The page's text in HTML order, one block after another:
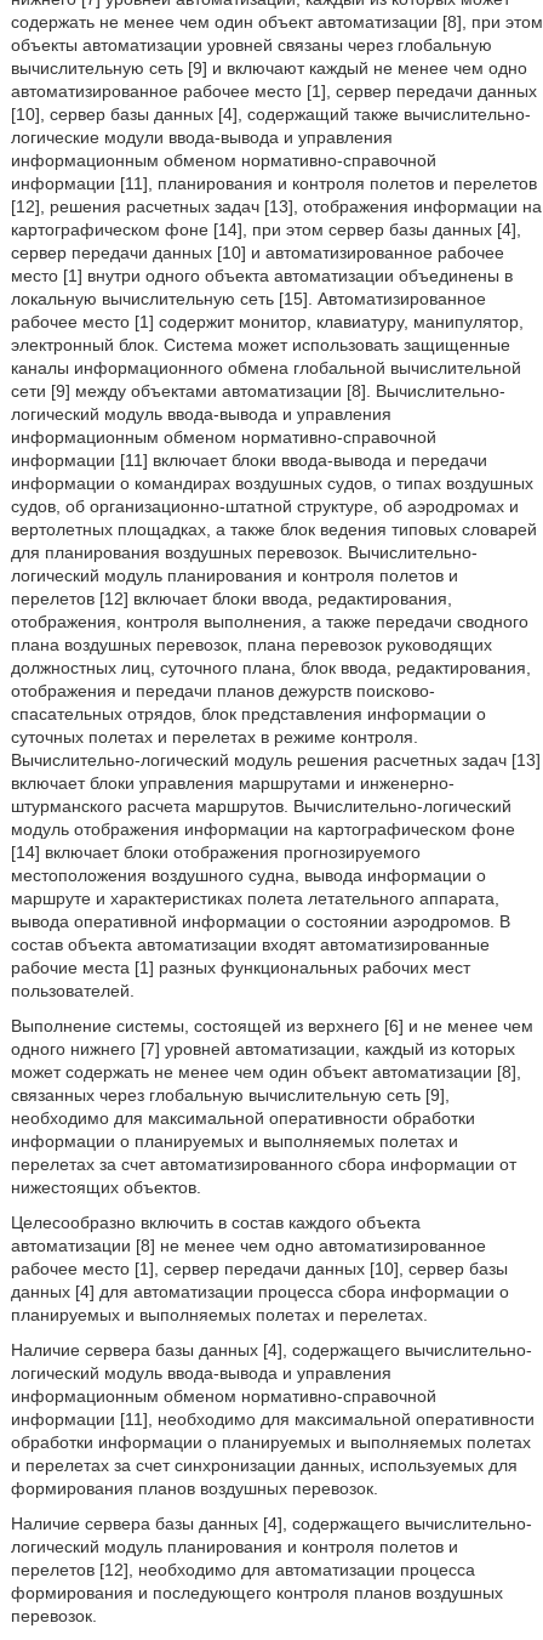
содержать не менее чем один объект автоматизации [8], при этом
объекты автоматизации уровней связаны через глобальную
вычислительную сеть [9] и включают каждый не менее чем одно
автоматизированное рабочее место [1], сервер передачи данных
[10], сервер базы данных [4], содержащий также вычислительно-
логические модули ввода-вывода и управления
информационным обменом нормативно-справочной
информации [11], планирования и контроля полетов и перелетов
[12], решения расчетных задач [13], отображения информации на
картографическом фоне [14], при этом сервер базы данных [4],
сервер передачи данных [10] и автоматизированное рабочее
место [1] внутри одного объекта автоматизации объединены в
локальную вычислительную сеть [15]. Автоматизированное
рабочее место [1] содержит монитор, клавиатуру, манипулятор,
электронный блок. Система может использовать защищенные
каналы информационного обмена глобальной вычислительной
сети [9] между объектами автоматизации [8]. Вычислительно-
логический модуль ввода-вывода и управления
информационным обменом нормативно-справочной
информации [11] включает блоки ввода-вывода и передачи
информации о командирах воздушных судов, о типах воздушных
судов, об организационно-штатной структуре, об аэродромах и
вертолетных площадках, а также блок ведения типовых словарей
для планирования воздушных перевозок. Вычислительно-
логический модуль планирования и контроля полетов и
перелетов [12] включает блоки ввода, редактирования,
отображения, контроля выполнения, а также передачи сводного
плана воздушных перевозок, плана перевозок руководящих
должностных лиц, суточного плана, блок ввода, редактирования,
отображения и передачи планов дежурств поисково-
спасательных отрядов, блок представления информации о
суточных полетах и перелетах в режиме контроля.
Вычислительно-логический модуль решения расчетных задач [13]
включает блоки управления маршрутами и инженерно-
штурманского расчета маршрутов. Вычислительно-логический
модуль отображения информации на картографическом фоне
[14] включает блоки отображения прогнозируемого
местоположения воздушного судна, вывода информации о
маршруте и характеристиках полета летательного аппарата,
вывода оперативной информации о состоянии аэродромов. В
состав объекта автоматизации входят автоматизированные
рабочие места [1] разных функциональных рабочих мест
пользователей.
Выполнение системы, состоящей из верхнего [6] и не менее чем
одного нижнего [7] уровней автоматизации, каждый из которых
может содержать не менее чем один объект автоматизации [8],
связанных через глобальную вычислительную сеть [9],
необходимо для максимальной оперативности обработки
информации о планируемых и выполняемых полетах и
перелетах за счет автоматизированного сбора информации от
нижестоящих объектов.
Целесообразно включить в состав каждого объекта
автоматизации [8] не менее чем одно автоматизированное
рабочее место [1], сервер передачи данных [10], сервер базы
данных [4] для автоматизации процесса сбора информации о
планируемых и выполняемых полетах и перелетах.
Наличие сервера базы данных [4], содержащего вычислительно-
логический модуль ввода-вывода и управления
информационным обменом нормативно-справочной
информации [11], необходимо для максимальной оперативности
обработки информации о планируемых и выполняемых полетах
и перелетах за счет синхронизации данных, используемых для
формирования планов воздушных перевозок.
Наличие сервера базы данных [4], содержащего вычислительно-
логический модуль планирования и контроля полетов и
перелетов [12], необходимо для автоматизации процесса
формирования и последующего контроля планов воздушных
перевозок.